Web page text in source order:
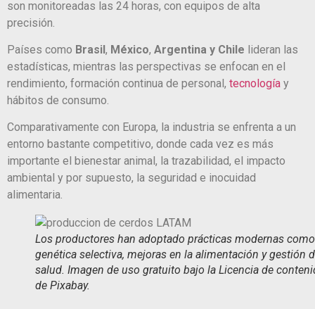
son monitoreadas las 24 horas, con equipos de alta
precisión.
Países como Brasil, México, Argentina y Chile lideran las
estadísticas, mientras las perspectivas se enfocan en el
rendimiento, formación continua de personal, tecnología y
hábitos de consumo.
Comparativamente con Europa, la industria se enfrenta a un
entorno bastante competitivo, donde cada vez es más
importante el bienestar animal, la trazabilidad, el impacto
ambiental y por supuesto, la seguridad e inocuidad
alimentaria.
Los productores han adoptado prácticas modernas
genética selectiva, mejoras en la alimentación y gestión
salud. Imagen de uso gratuito bajo la Licencia de
de Pixabay.